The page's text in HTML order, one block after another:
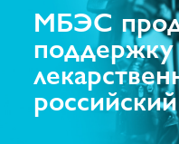
МБЭС
поддержку